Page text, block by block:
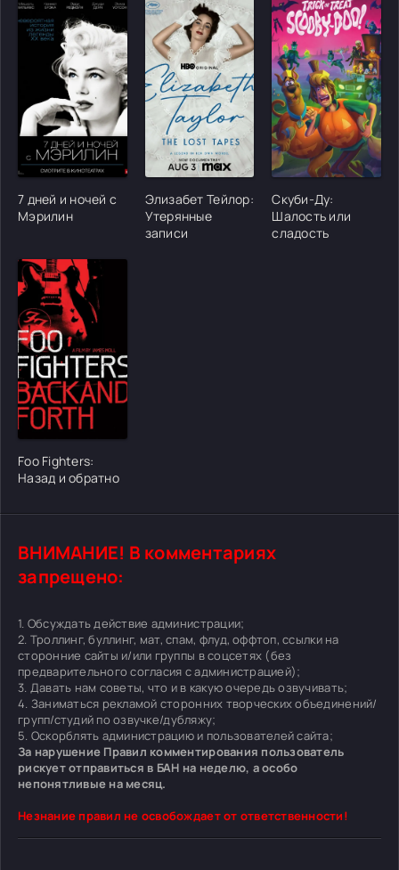
[/xfgiven_cvh_poster_urlcvh_poster_url]
7 дней и ночей с
Мэрилин
[/xfgiven_cvh_poster_urlcvh_poster_url]
Элизабет Тейлор:
Утерянные
записи
[/
Скуби-Ду:
Шалость или
сладость
[/xfgiven_cvh_poster_urlcvh_poster_url]
Foo Fighters:
Назад и обратно
ВНИМАНИЕ! В комментариях
запрещено:
1. Обсуждать действие администрации;
2. Троллинг, буллинг, мат, спам, флуд, оффтоп, ссылки на
сторонние сайты и/или группы в соцсетях (без
предварительного согласия с администрацией);
3. Давать нам советы, что и в какую очередь озвучивать;
4. Заниматься рекламой сторонних творческих объединений/
групп/студий по озвучке/дубляжу;
5. Оскорблять администрацию и пользователей сайта;
За нарушение Правил комментирования пользователь
рискует отправиться в БАН на неделю, а особо
непонятливые на месяц.
Незнание правил не освобождает от ответственности!